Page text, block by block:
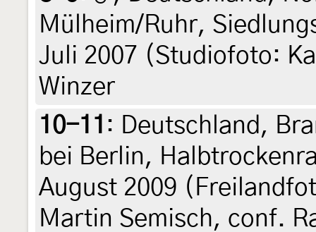
Mülheim/Ruhr,
Juli 2007 (Studiofoto:
Winzer
10-11 : Deutschland,
bei Berlin,
August 2009
Martin Semisch, conf.